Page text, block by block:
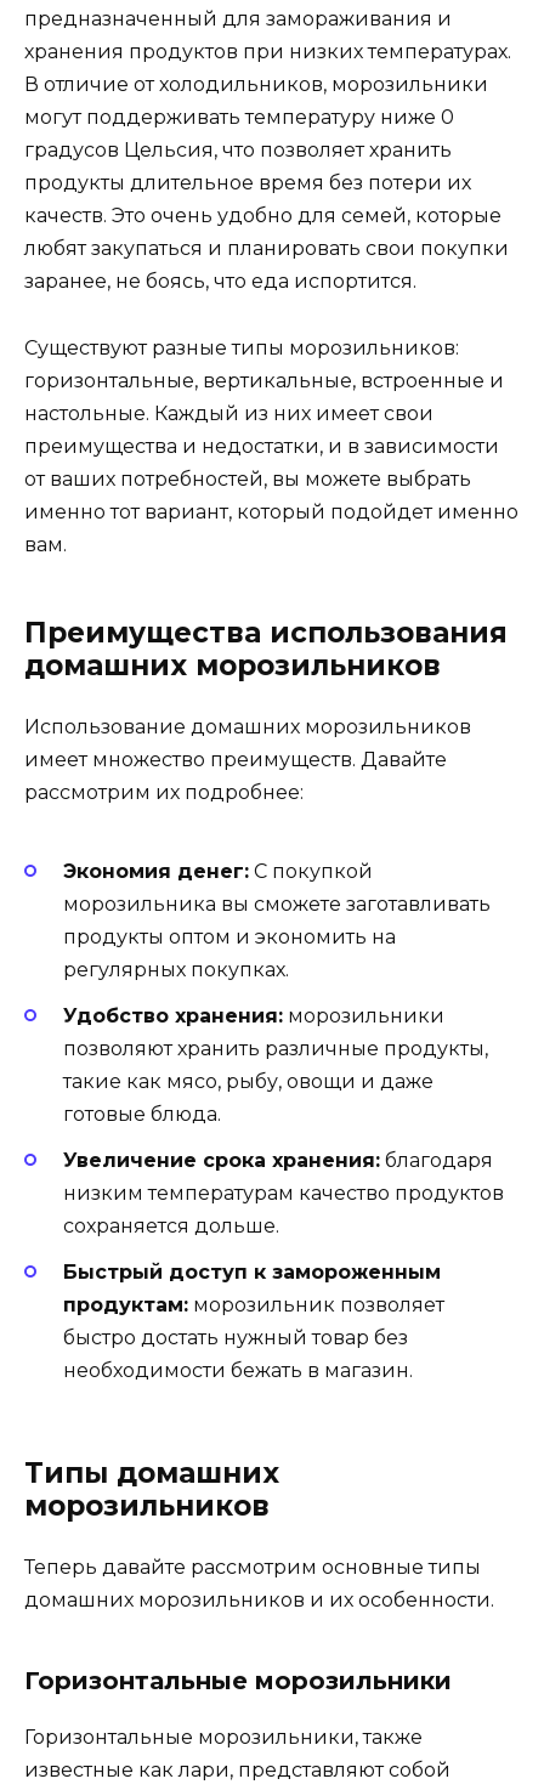
предназначенный для замораживания и
хранения продуктов при низких температурах.
В отличие от холодильников, морозильники
могут поддерживать температуру ниже 0
градусов Цельсия, что позволяет хранить
продукты длительное время без потери их
качеств. Это очень удобно для семей, которые
любят закупаться и планировать свои покупки
заранее, не боясь, что еда испортится.
Существуют разные типы морозильников:
горизонтальные, вертикальные, встроенные и
настольные. Каждый из них имеет свои
преимущества и недостатки, и в зависимости
от ваших потребностей, вы можете выбрать
именно тот вариант, который подойдет именно
вам.
Преимущества использования
домашних морозильников
Использование домашних морозильников
имеет множество преимуществ. Давайте
рассмотрим их подробнее:
Экономия денег: С покупкой
морозильника вы сможете заготавливать
продукты оптом и экономить на
регулярных покупках.
Удобство хранения: морозильники
позволяют хранить различные продукты,
такие как мясо, рыбу, овощи и даже
готовые блюда.
Увеличение срока хранения: благодаря
низким температурам качество продуктов
сохраняется дольше.
Быстрый доступ к замороженным
продуктам: морозильник позволяет
быстро достать нужный товар без
необходимости бежать в магазин.
Типы домашних
морозильников
Теперь давайте рассмотрим основные типы
домашних морозильников и их особенности.
Горизонтальные морозильники
Горизонтальные морозильники, также
известные как лари, представляют собой